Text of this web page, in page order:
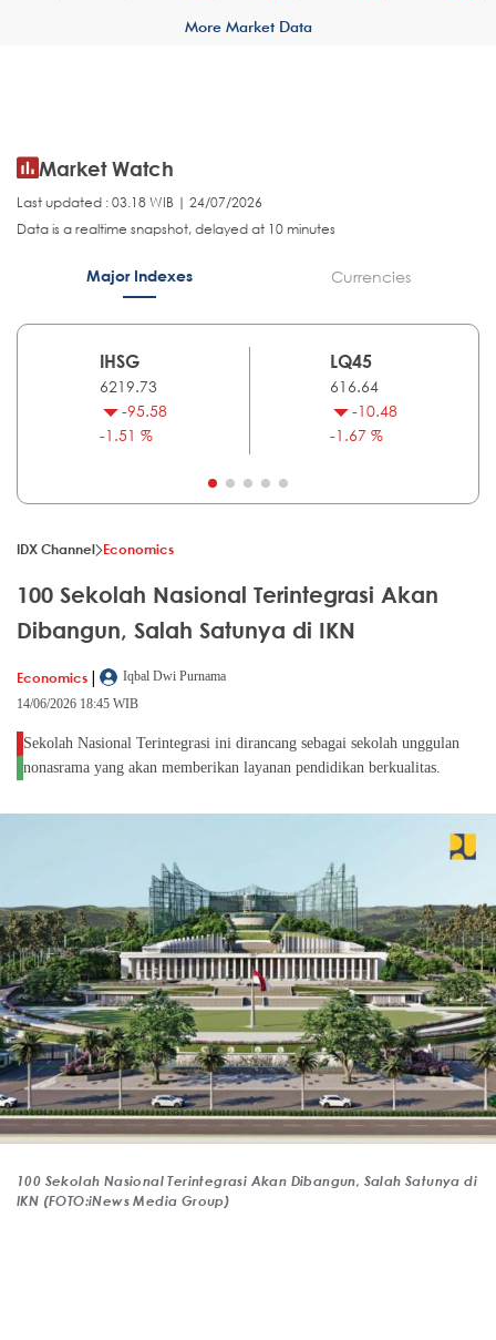
More Market Data
Market Watch
Last updated : 03.18 WIB | 24/07/2026
Data is a realtime snapshot, delayed at 10 minutes
Major Indexes Currencies
IHSG
6219.73
-95.58
-1.51 %
LQ45
616.64
-10.48
-1.67 %
IDX Channel Economics
100 Sekolah Nasional Terintegrasi Akan
Dibangun, Salah Satunya di IKN
Economics |
Iqbal Dwi Purnama
14/06/2026 18:45 WIB
Sekolah Nasional Terintegrasi ini dirancang sebagai sekolah unggulan
nonasrama yang akan memberikan layanan pendidikan berkualitas.
100 Sekolah Nasional Terintegrasi Akan Dibangun, Salah Satunya di
IKN (FOTO:iNews Media Group)